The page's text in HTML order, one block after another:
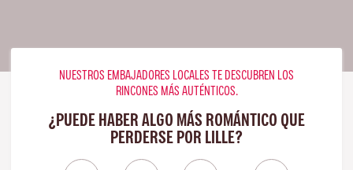
NUESTROS EMBAJADORES LOCALES TE DESCUBREN LOS
RINCONES MÁS AUTÉNTICOS.
¿PUEDE HABER ALGO MÁS ROMÁNTICO QUE
PERDERSE POR LILLE?